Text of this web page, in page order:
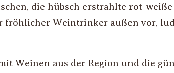
die hübsch erstrahlte rot-weiße
fröhlicher Weintrinker außen vor,
Weinen aus der Region und die